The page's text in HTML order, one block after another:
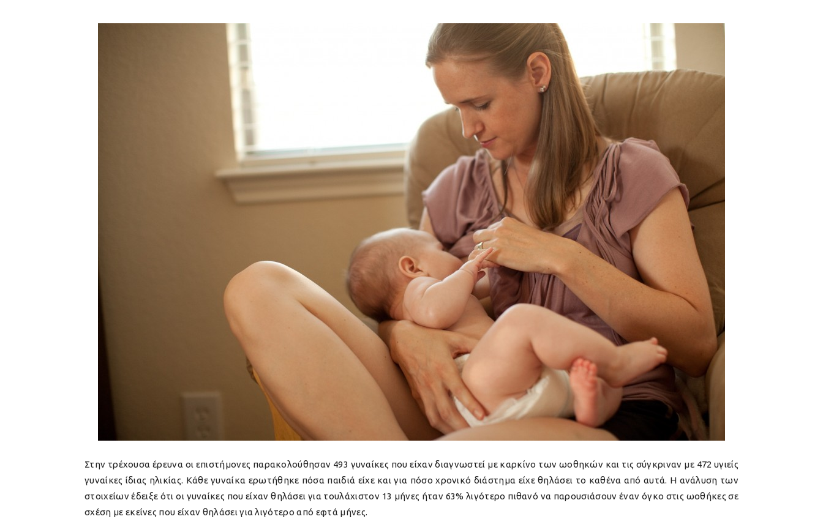
Στην τρέχουσα έρευνα οι επιστήμονες παρακολούθησαν 493 γυναίκες που είχαν διαγνωστεί με καρκίνο των ωοθηκών και τις σύγκριναν με 472 υγιείς
γυναίκες ίδιας ηλικίας. Κάθε γυναίκα ερωτήθηκε πόσα παιδιά είχε και για πόσο χρονικό διάστημα είχε θηλάσει το καθένα από αυτά. Η ανάλυση των
στοιχείων έδειξε ότι οι γυναίκες που είχαν θηλάσει για τουλάχιστον 13 μήνες ήταν 63% λιγότερο πιθανό να παρουσιάσουν έναν όγκο στις ωοθήκες σε
σχέση με εκείνες που είχαν θηλάσει για λιγότερο από εφτά μήνες.